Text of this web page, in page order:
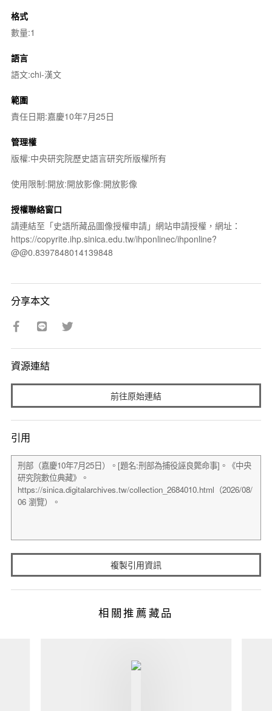
格式
數量:1
語言
語文:chi-漢文
範圍
責任日期:嘉慶10年7月25日
管理權
版權:中央研究院歷史語言研究所版權所有
使用限制:開放:開放影像:開放影像
授權聯絡窗口
請連結至「史語所藏品圖像授權申請」網站申請授權，網址：
https://copyrite.ihp.sinica.edu.tw/ihponlinec/ihponline?
@@0.8397848014139848
分享本文
資源連結
前往原始連結
引用
複製引用資訊
相關推薦藏品